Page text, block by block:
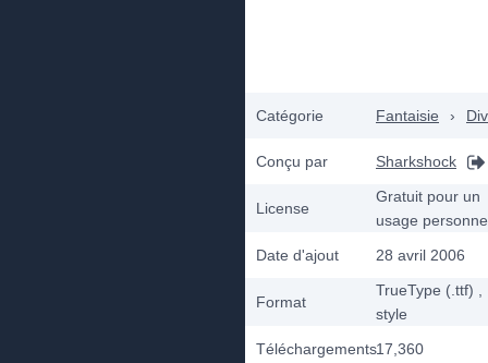
Catégorie Fantaisie ›
Conçu par Sharkshock
License
Gratuit pour un
usage
Date d'ajout
28 avril 2006
Format
TrueType (.ttf)
style
Téléchargements17,360